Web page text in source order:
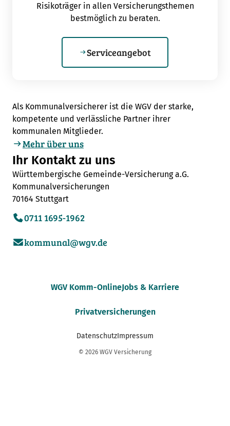
Risikoträger in allen Versicherungsthemen
bestmöglich zu beraten.
Serviceangebot
Als Kommunalversicherer ist die WGV der starke,
kompetente und verlässliche Partner ihrer
kommunalen Mitglieder.
Mehr über uns
Ihr Kontakt zu uns
Württembergische Gemeinde-Versicherung a.G.
Kommunalversicherungen
70164 Stuttgart
0711 1695-1962
kommunal@wgv.de
WGV Komm-OnlineJobs & Karriere
Privatversicherungen
DatenschutzImpressum
© 2026 WGV Versicherung